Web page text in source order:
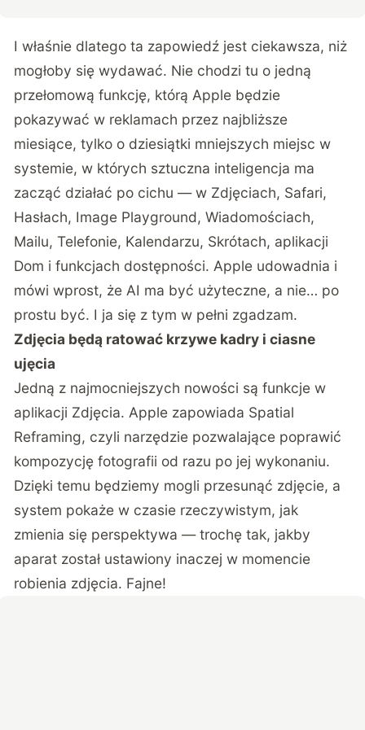
I właśnie dlatego ta zapowiedź jest ciekawsza, niż
mogłoby się wydawać. Nie chodzi tu o jedną
przełomową funkcję, którą Apple będzie
pokazywać w reklamach przez najbliższe
miesiące, tylko o dziesiątki mniejszych miejsc w
systemie, w których sztuczna inteligencja ma
zacząć działać po cichu — w Zdjęciach, Safari,
Hasłach, Image Playground, Wiadomościach,
Mailu, Telefonie, Kalendarzu, Skrótach, aplikacji
Dom i funkcjach dostępności. Apple udowadnia i
mówi wprost, że AI ma być użyteczne, a nie… po
prostu być. I ja się z tym w pełni zgadzam.
Zdjęcia będą ratować krzywe kadry i ciasne
ujęcia
Jedną z najmocniejszych nowości są funkcje w
aplikacji Zdjęcia. Apple zapowiada Spatial
Reframing, czyli narzędzie pozwalające poprawić
kompozycję fotografii od razu po jej wykonaniu.
Dzięki temu będziemy mogli przesunąć zdjęcie, a
system pokaże w czasie rzeczywistym, jak
zmienia się perspektywa — trochę tak, jakby
aparat został ustawiony inaczej w momencie
robienia zdjęcia. Fajne!